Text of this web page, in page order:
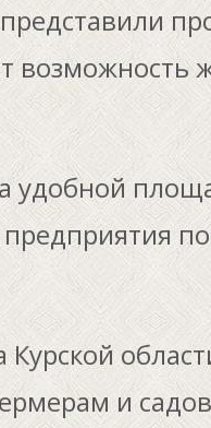
возможность
удобной
и